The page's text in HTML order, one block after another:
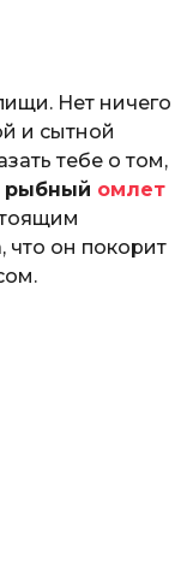
Нет ничего
и сытной
тебе о том,
рыбный омлет
что он покорит